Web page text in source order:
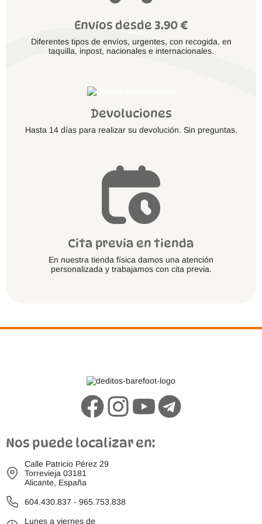
Envíos desde 3.90 €
Diferentes tipos de envíos, urgentes, con recogida, en
taquilla, inpost, nacionales e internacionales.
Devoluciones
Hasta 14 días para realizar su devolución. Sin preguntas.
Cita previa en tienda
En nuestra tienda física damos una atención
personalizada y trabajamos con cita previa.
Nos puede localizar en:
Calle Patricio Pérez 29
Torrevieja 03181
Alicante, España
604.430.837 - 965.753.838
Lunes a viernes de